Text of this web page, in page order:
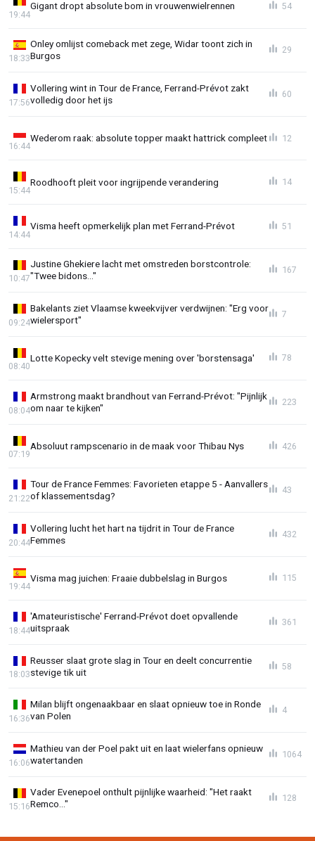
Gigant dropt absolute bom in vrouwenwielrennen
19:44
54
Onley omlijst comeback met zege, Widar toont zich in
Burgos
18:33
29
Vollering wint in Tour de France, Ferrand-Prévot zakt
volledig door het ijs
17:56
60
Wederom raak: absolute topper maakt hattrick compleet
16:44
12
Roodhooft pleit voor ingrijpende verandering
15:44
14
Visma heeft opmerkelijk plan met Ferrand-Prévot
14:44
51
Justine Ghekiere lacht met omstreden borstcontrole:
"Twee bidons..."
10:47
167
Bakelants ziet Vlaamse kweekvijver verdwijnen: "Erg voor
wielersport"
09:24
7
Lotte Kopecky velt stevige mening over 'borstensaga'
08:40
78
Armstrong maakt brandhout van Ferrand-Prévot: "Pijnlijk
om naar te kijken"
08:04
223
Absoluut rampscenario in de maak voor Thibau Nys
07:19
426
Tour de France Femmes: Favorieten etappe 5 - Aanvallers
of klassementsdag?
21:22
43
Vollering lucht het hart na tijdrit in Tour de France
Femmes
20:44
432
Visma mag juichen: Fraaie dubbelslag in Burgos
19:44
115
'Amateuristische' Ferrand-Prévot doet opvallende
uitspraak
18:44
361
Reusser slaat grote slag in Tour en deelt concurrentie
stevige tik uit
18:03
58
Milan blijft ongenaakbaar en slaat opnieuw toe in Ronde
van Polen
16:36
4
Mathieu van der Poel pakt uit en laat wielerfans opnieuw
watertanden
16:06
1064
Vader Evenepoel onthult pijnlijke waarheid: "Het raakt
Remco..."
15:16
128